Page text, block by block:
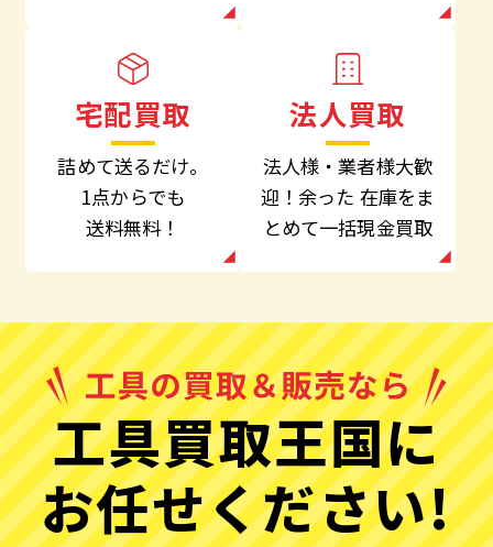
宅配買取
詰めて送るだけ。
1点からでも
送料無料！
法人買取
法人様・業者様大歓
迎！余った 在庫をま
とめて一括現金買取
工具買取王国に
お任せください!